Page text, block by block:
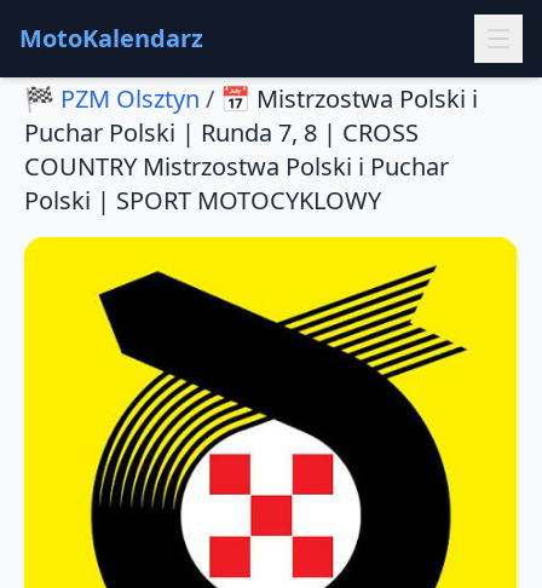
MotoKalendarz
🏁 PZM Olsztyn / 📅 Mistrzostwa Polski i
Puchar Polski | Runda 7, 8 | CROSS
COUNTRY Mistrzostwa Polski i Puchar
Polski | SPORT MOTOCYKLOWY